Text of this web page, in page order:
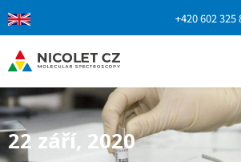
+420 602
22 září, 2020